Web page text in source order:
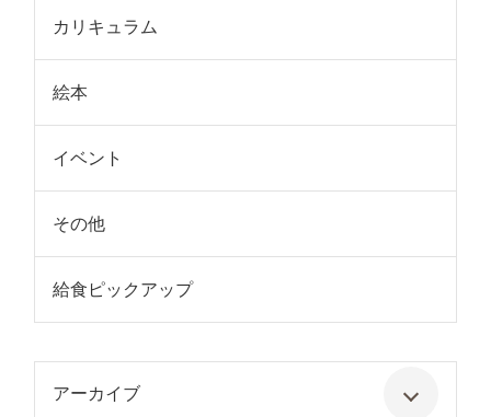
カリキュラム
絵本
イベント
その他
給食ピックアップ
アーカイブ